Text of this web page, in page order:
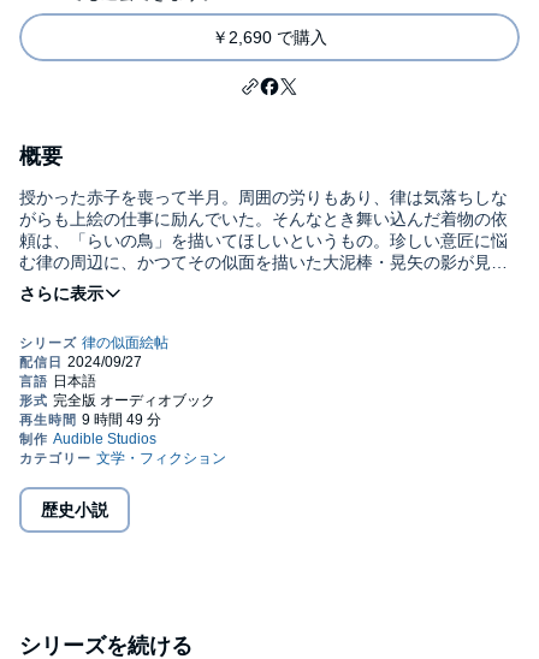
￥2,690 で購入
概要
授かった赤子を喪って半月。周囲の労りもあり、律は気落ちしな
がらも上絵の仕事に励んでいた。そんなとき舞い込んだ着物の依
頼は、「らいの鳥」を描いてほしいというもの。珍しい意匠に悩
む律の周辺に、かつてその似面を描いた大泥棒・晃矢の影が見え
隠れして――。若おかみとして、職人として、成長していく律の
生きざまを濃やかに描く人気シリーズ第八弾！©Misaki Chino
歴史小説
シリーズを続ける